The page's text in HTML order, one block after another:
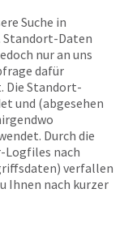
Suche in
Standort-Daten
nur an uns
dafür
Die Standort-
und (abgesehen
Durch die
Logfiles nach
verfallen
Ihnen nach kurzer